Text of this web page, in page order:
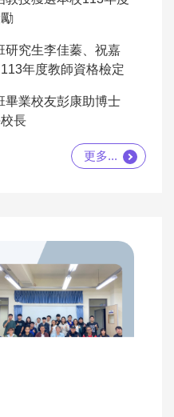
研究生李佳蓁、祝嘉
年度教師資格檢定
畢業校友彭康助博士
長
更多...